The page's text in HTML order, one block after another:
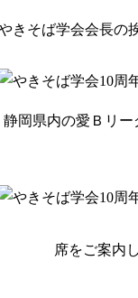
きそば学会会長の
静岡県内の愛Ｂリ
席をご案内